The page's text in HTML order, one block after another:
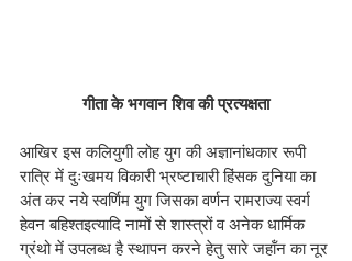
गीता के भगवान शिव की प्रत्यक्षता
आखिर इस कलियुगी लोह युग की अज्ञानांधकार रूपी
रात्रि में दुःखमय विकारी भ्रष्टाचारी हिंसक दुनिया का
अंत कर नये स्वर्णिम युग जिसका वर्णन रामराज्य स्वर्ग
हेवन बहिश्तइत्यादि नामों से शास्त्रों व अनेक धार्मिक
ग्रंथो में उपलब्ध है स्थापन करने हेतु सारे जहॉंन का नूर